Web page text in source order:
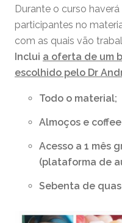
Durante o curso
participantes no
com as quais vão
Inclui a oferta de um
escolhido pelo Dr
Todo o material;
Almoços e
Acesso a 1 mês
(plataforma de
Sebenta de